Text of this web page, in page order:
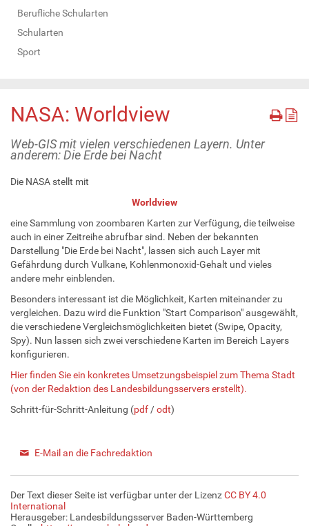
Berufliche Schularten
Schularten
Sport
NASA: Worldview
Web-GIS mit vielen verschiedenen Layern. Unter
anderem: Die Erde bei Nacht
Die NASA stellt mit
Worldview
eine Sammlung von zoombaren Karten zur Verfügung, die teilweise
auch in einer Zeitreihe abrufbar sind. Neben der bekannten
Darstellung "Die Erde bei Nacht", lassen sich auch Layer mit
Gefährdung durch Vulkane, Kohlenmonoxid-Gehalt und vieles
andere mehr einblenden.
Besonders interessant ist die Möglichkeit, Karten miteinander zu
vergleichen. Dazu wird die Funktion "Start Comparison" ausgewählt,
die verschiedene Vergleichsmöglichkeiten bietet (Swipe, Opacity,
Spy). Nun lassen sich zwei verschiedene Karten im Bereich Layers
konfigurieren.
Hier finden Sie ein konkretes Umsetzungsbeispiel zum Thema Stadt
(von der Redaktion des Landesbildungsservers erstellt).
Schritt-für-Schritt-Anleitung (pdf /odt)
E-Mail an die Fachredaktion
Der Text dieser Seite ist verfügbar unter der LizenzCC BY 4.0
International
Herausgeber: Landesbildungsserver Baden-Württemberg